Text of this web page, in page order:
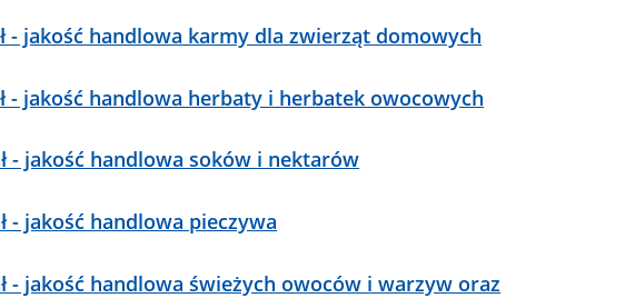
- jakość handlowa karmy dla zwierząt domowych
- jakość handlowa herbaty i herbatek owocowych
- jakość handlowa soków i nektarów
- jakość handlowa pieczywa
- jakość handlowa świeżych owoców i warzyw oraz